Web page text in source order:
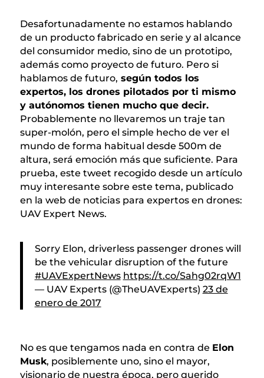
Desafortunadamente no estamos hablando
de un producto fabricado en serie y al alcance
del consumidor medio, sino de un prototipo,
además como proyecto de futuro. Pero si
hablamos de futuro, según todos los
expertos, los drones pilotados por ti mismo
y autónomos tienen mucho que decir.
Probablemente no llevaremos un traje tan
super-molón, pero el simple hecho de ver el
mundo de forma habitual desde 500m de
altura, será emoción más que suficiente. Para
prueba, este tweet recogido desde un artículo
muy interesante sobre este tema, publicado
en la web de noticias para expertos en drones:
UAV Expert News.
Sorry Elon, driverless passenger drones will
be the vehicular disruption of the future
#UAVExpertNews https://t.co/Sahg02rqW1
— UAV Experts (@TheUAVExperts) 23 de
enero de 2017
No es que tengamos nada en contra de Elon
Musk, posiblemente uno, sino el mayor,
visionario de nuestra época, pero querido